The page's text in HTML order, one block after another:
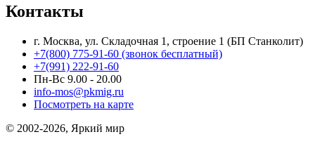
Контакты
г. Москва, ул. Складочная 1, строение 1 (БП Станколит)
+7(800) 775-91-60 (звонок бесплатный)
+7(991) 222-91-60
Пн-Вс 9.00 - 20.00
info-mos@pkmig.ru
Посмотреть на карте
© 2002-2026, Яркий мир